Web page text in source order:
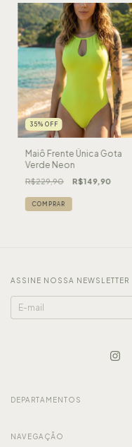
35% OFF
Maiô Frente Única Gota
Verde Neon
R$229,90 R$149,90
COMPRAR
ASSINE NOSSA NEWSLETTER
DEPARTAMENTOS
NAVEGAÇÃO